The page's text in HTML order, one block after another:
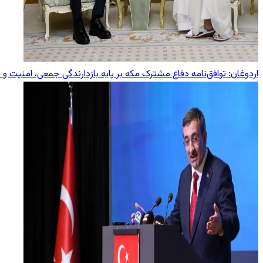
اردوغان: توافق‌نامه دفاع مشترک مکه بر پایه بازدارندگی جمعی،